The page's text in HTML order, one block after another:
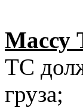
Массу
ТС
груза;